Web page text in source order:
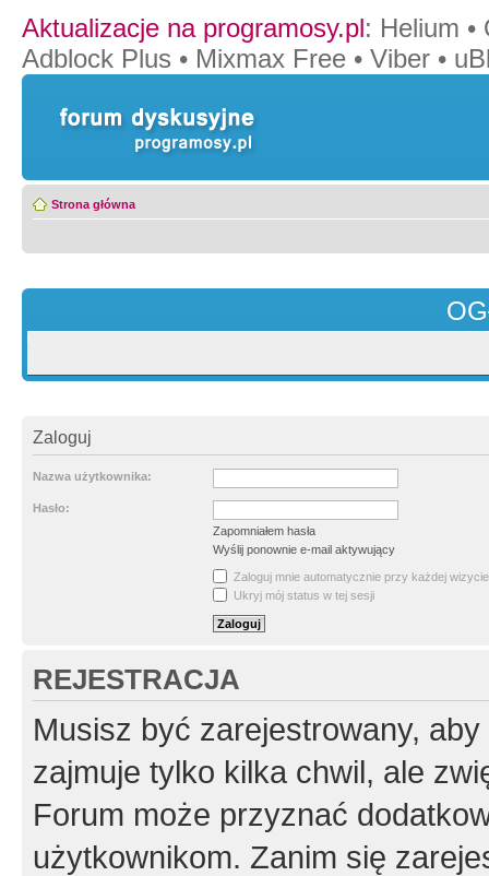
Aktualizacje na programosy.pl: Helium •
Adblock Plus • Mixmax Free • Viber •
Strona główna
Zaloguj
Nazwa użytkownika:
Hasło:
Zapomniałem hasła
Wyślij ponownie e-mail aktywujący
Zaloguj mnie automatycznie przy każdej wizycie
Ukryj mój status w tej sesji
REJESTRACJA
Musisz być zarejestrowany,
zajmuje tylko kilka chwil, ale
Forum może przyznać
użytkownikom. Zanim się